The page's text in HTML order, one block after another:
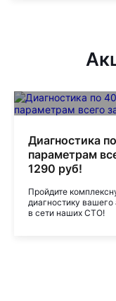
Диагностика
параметрам
1290 руб!
Пройдите
диагностику
в сети наших СТО!